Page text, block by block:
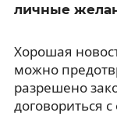
личные
Хорошая
можно
разрешено
договориться